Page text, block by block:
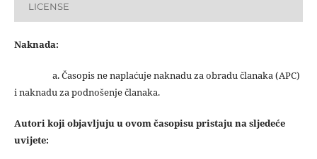
LICENSE
Naknada:
a. Časopis ne naplaćuje naknadu za obradu članaka (APC)
i naknadu za podnošenje članaka.
Autori koji objavljuju u ovom časopisu pristaju na sljedeće
uvijete: